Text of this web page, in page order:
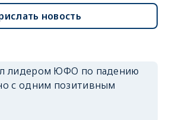
новость
лидером ЮФО по падению
с одним позитивным